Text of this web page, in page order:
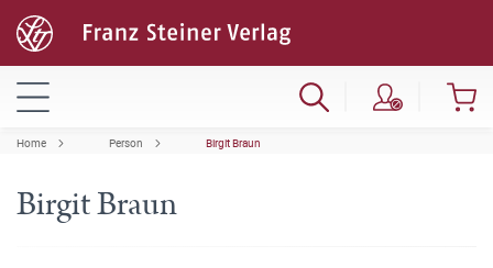
Home Person Birgit Braun
Birgit Braun